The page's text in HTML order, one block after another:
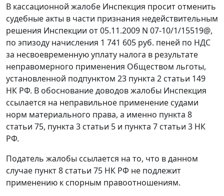
В кассационной жалобе Инспекция просит отменить
судебные акты в части признания недействительным
решения Инспекции от 05.11.2009 N 07-10/1/15519@,
по эпизоду начисления 1 741 605 руб. пеней по НДС
за несвоевременную уплату налога в результате
неправомерного применения Обществом льготы,
установленной подпунктом 23 пункта 2 статьи 149
НК РФ. В обоснование доводов жалобы Инспекция
ссылается на неправильное применение судами
норм материального права, а именно пункта 8
статьи 75, пункта 3 статьи 5 и пункта 7 статьи 3 НК
РФ.
Податель жалобы ссылается на то, что в данном
случае пункт 8 статьи 75 НК РФ не подлежит
применению к спорным правоотношениям.